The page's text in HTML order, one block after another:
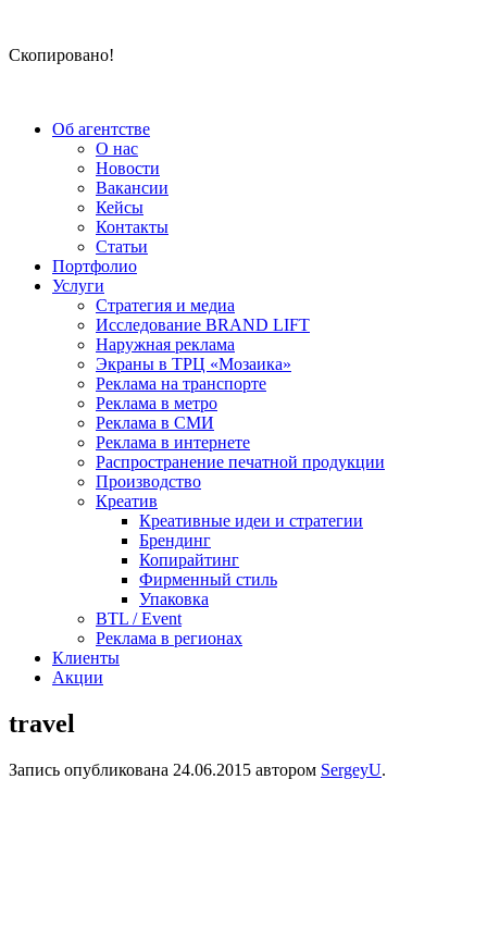
Скопировано!
Об агентстве
О нас
Новости
Вакансии
Кейсы
Контакты
Статьи
Портфолио
Услуги
Стратегия и медиа
Исследование BRAND LIFT
Наружная реклама
Экраны в ТРЦ «Мозаика»
Реклама на транспорте
Реклама в метро
Реклама в СМИ
Реклама в интернете
Распространение печатной продукции
Производство
Креатив
Креативные идеи и стратегии
Брендинг
Копирайтинг
Фирменный стиль
Упаковка
BTL / Event
Реклама в регионах
Клиенты
Акции
travel
Запись опубликована 24.06.2015 автором SergeyU.